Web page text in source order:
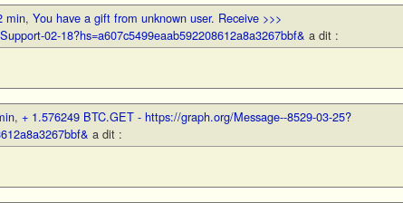
min, You have a gift from unknown user. Receive >>>
02-18?hs=a607c5499eaab592208612a8a3267bbf& a dit :
, + 1.576249 BTC.GET - https://graph.org/Message--8529-03-25?
a dit :